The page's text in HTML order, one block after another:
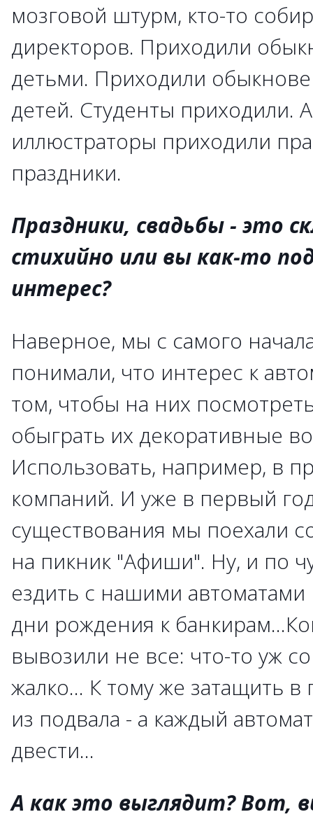
мозговой штурм, кто-то
директоров. Приходили
детьми. Приходили
детей. Студенты приходили.
иллюстраторы приходили
праздники.
Праздники, свадьбы - это
стихийно или вы как-то
интерес?
Наверное, мы с самого
понимали, что интерес к
том, чтобы на них
обыграть их декоративные
Использовать, например, в
компаний. И уже в первый
существования мы поехали
на пикник "Афиши". Ну, и по
ездить с нашими
дни рождения к
вывозили не все: что-то уж
жалко… К тому же затащить в
из подвала - а каждый
двести...
А как это выглядит? Вот,